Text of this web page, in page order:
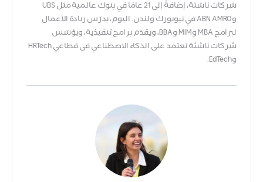
شركات ناشئة، إضافةً إلى 21 عامًا في بنوك عالمية مثل UBS
وABN AMRO في نيويورك ولندن. اليوم، يدرّس ريادة الأعمال
لبرامج MBA وMIM وBBA، ويقدّم برامج تنفيذية، ويؤسّس
شركات ناشئة تعتمد على الذكاء الاصطناعي في قطاعي HRTech
وEdTech.